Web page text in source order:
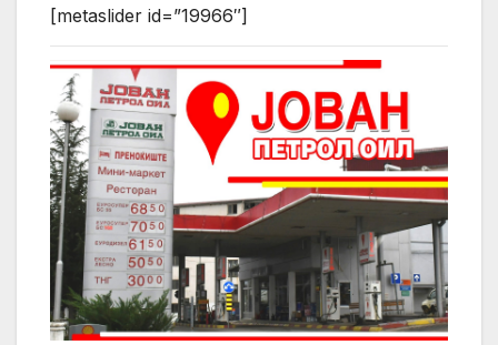
[metaslider id=”19966″]